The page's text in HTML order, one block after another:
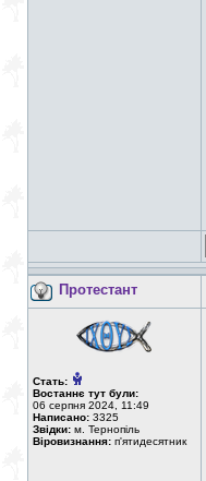
Протестант
Стать:
Востаннє тут були:
06 серпня 2024, 11:49
Написано: 3325
Звідки: м. Тернопіль
Віровизнання: п'ятидесятник